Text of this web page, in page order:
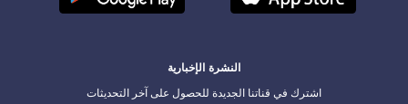
النشرة الإخبارية
اشترك في قناتنا الجديدة للحصول على آخر التحديثات